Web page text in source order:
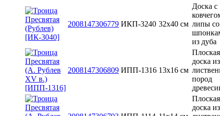
2008147306779 ИКП-3240 32х40 см
Доска с
липы со
из дуба
2008147306809 ИПП-1316 13x16 см
Плоская
доска из
пород
Плоская
доска из